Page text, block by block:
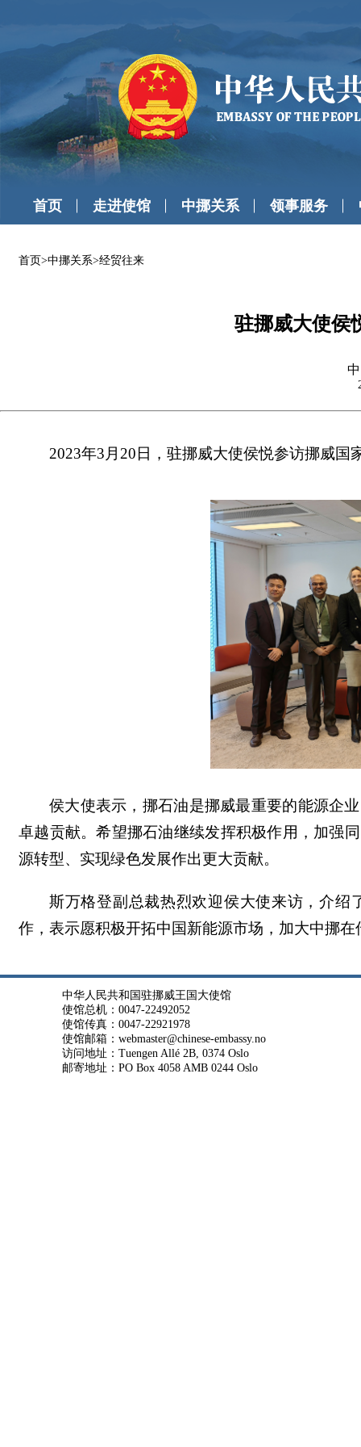
首页 走进使馆 中挪关系 领事服务
首页>中挪关系>经贸往来
驻挪威大使侯
2023年3月20日，驻挪威大使侯悦参访挪威
侯大使表示，挪石油是挪威最重要的能源企
卓越贡献。希望挪石油继续发挥积极作用，加强
源转型、实现绿色发展作出更大贡献。
斯万格登副总裁热烈欢迎侯大使来访，介绍
作，表示愿积极开拓中国新能源市场，加大中挪
中华人民共和国驻挪威王国大使馆
使馆总机：0047-22492052
使馆传真：0047-22921978
使馆邮箱：webmaster@chinese-embassy.no
访问地址：Tuengen Allé 2B, 0374 Oslo
邮寄地址：PO Box 4058 AMB 0244 Oslo